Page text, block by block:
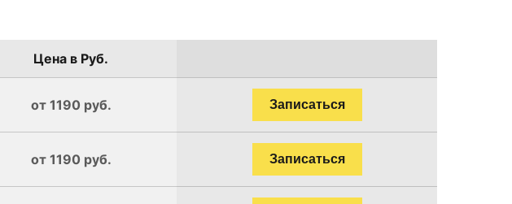
Цена в Руб.
от 1190 руб. Записаться
от 1190 руб. Записаться